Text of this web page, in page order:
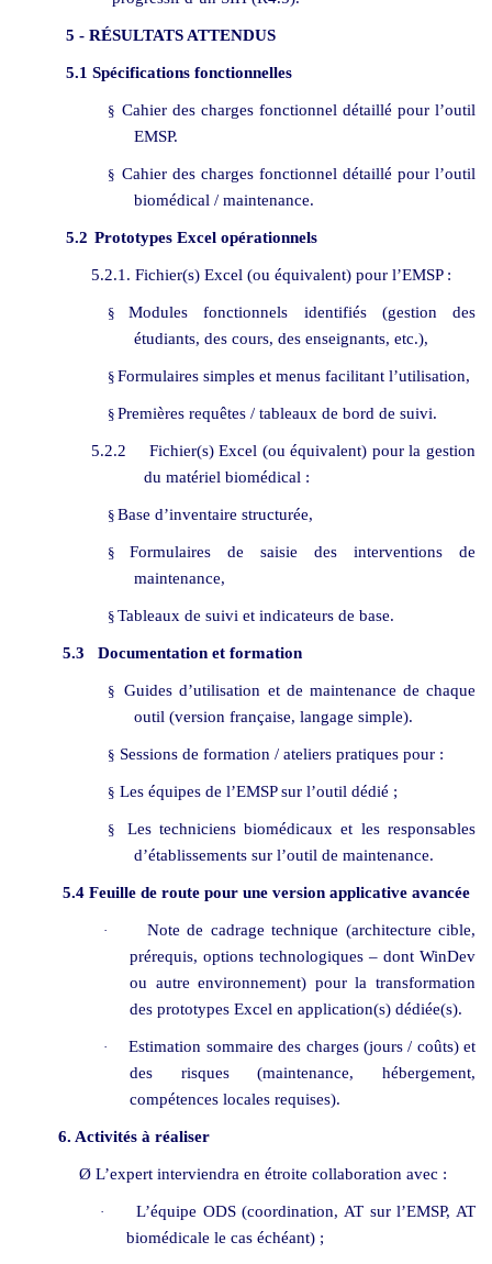
5 - RÉSULTATS ATTENDUS
5.1 Spécifications fonctionnelles
§ Cahier des charges fonctionnel détaillé pour l’outil
EMSP.
§ Cahier des charges fonctionnel détaillé pour l’outil
biomédical / maintenance.
5.2 Prototypes Excel opérationnels
5.2.1. Fichier(s) Excel (ou équivalent) pour l’EMSP :
§
Modules fonctionnels identifiés (gestion des
étudiants, des cours, des enseignants, etc.),
§ Formulaires simples et menus facilitant l’utilisation,
§ Premières requêtes / tableaux de bord de suivi.
5.2.2
Fichier(s) Excel (ou équivalent) pour la gestion
du matériel biomédical :
§ Base d’inventaire structurée,
§
Formulaires de saisie des interventions de
maintenance,
§ Tableaux de suivi et indicateurs de base.
5.3 Documentation et formation
§
Guides d’utilisation et de maintenance de chaque
outil (version française, langage simple).
§ Sessions de formation / ateliers pratiques pour :
§ Les équipes de l’EMSP sur l’outil dédié ;
§
Les techniciens biomédicaux et les responsables
d’établissements sur l’outil de maintenance.
5.4 Feuille de route pour une version applicative avancée
·
Note de cadrage technique (architecture cible,
prérequis, options technologiques – dont WinDev
ou autre environnement) pour la transformation
des prototypes Excel en application(s) dédiée(s).
·
Estimation sommaire des charges (jours / coûts) et
des risques (maintenance, hébergement,
compétences locales requises).
6. Activités à réaliser
Ø L’expert interviendra en étroite collaboration avec :
·
L’équipe ODS (coordination, AT sur l’EMSP, AT
biomédicale le cas échéant) ;